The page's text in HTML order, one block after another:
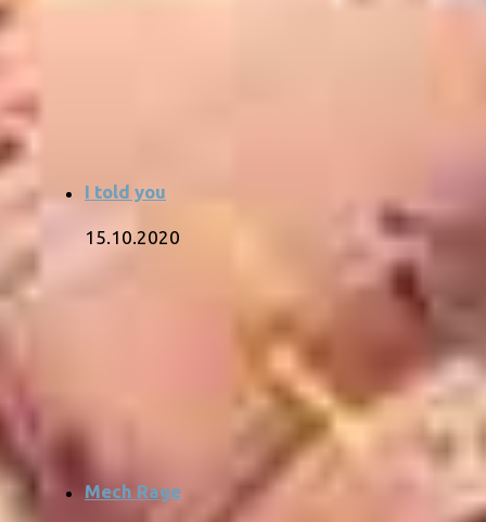
I told you
15.10.2020
Mech Rage